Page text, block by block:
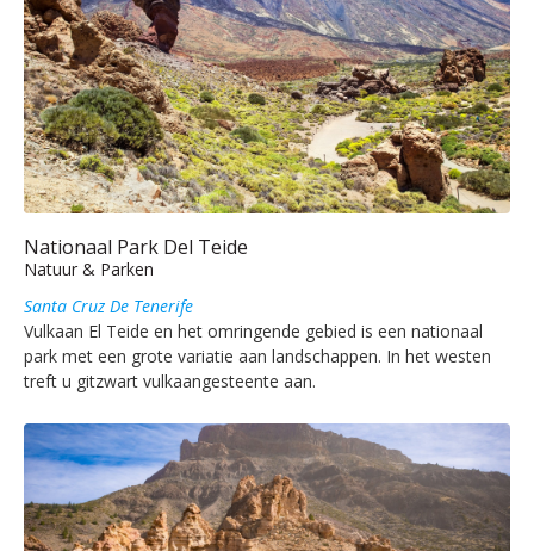
Nationaal Park Del Teide
Natuur & Parken
Santa Cruz De Tenerife
Vulkaan El Teide en het omringende gebied is een nationaal
park met een grote variatie aan landschappen. In het westen
treft u gitzwart vulkaangesteente aan.